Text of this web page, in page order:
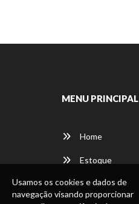
Usamos os cookies e dados de
navegação visando proporcionar
Usamos os cookies e dados de
navegação visando proporcionar
MENU PRINCIPAL
Home
Estoque
Quem somos